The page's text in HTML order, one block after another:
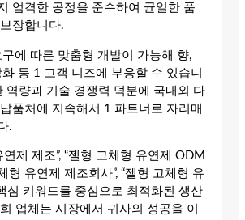
엄격한 공정을 준수하여 균일한 품
장합니다.
구에 따른 맞춤형 개발이 가능해 향,
등 1 고객 니즈에 부응할 수 있습니
역량과 기술 경쟁력 덕분에 국내외 다
품처에 지속해서 1 파트너로 자리매
.
제 제조”, “젤형 고체형 유연제 ODM
형 유연제 제조회사”, “젤형 고체형 유
심 키워드를 중심으로 최적화된 생산
업체는 시장에서 귀사의 성공을 이